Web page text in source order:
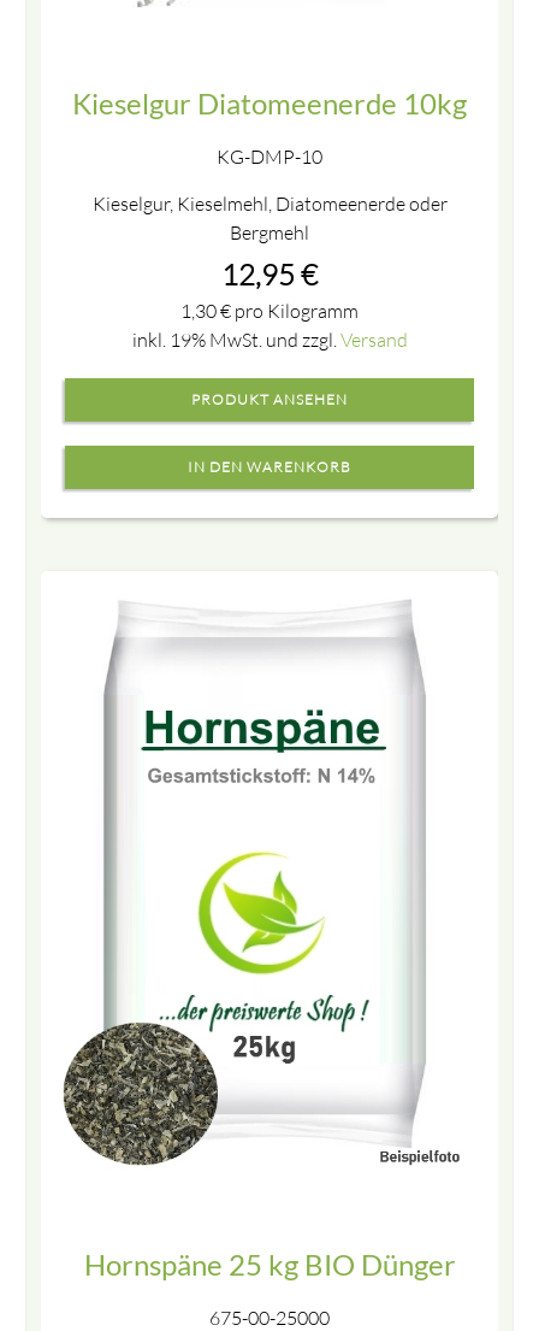
Kieselgur Diatomeenerde 10kg
KG-DMP-10
Kieselgur, Kieselmehl, Diatomeenerde oder
Bergmehl
12,95 €
1,30€ pro Kilogramm
inkl. 19% MwSt. und zzgl. Versand
PRODUKT ANSEHEN
Hornspäne 25 kg BIO Dünger
675-00-25000